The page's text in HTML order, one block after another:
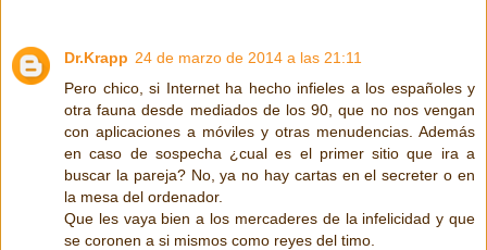
Dr.Krapp 24 de marzo de 2014 a las 21:11
Pero chico, si Internet ha hecho infieles a los españoles y
otra fauna desde mediados de los 90, que no nos vengan
con aplicaciones a móviles y otras menudencias. Además
en caso de sospecha ¿cual es el primer sitio que ira a
buscar la pareja? No, ya no hay cartas en el secreter o en
la mesa del ordenador.
Que les vaya bien a los mercaderes de la infelicidad y que
se coronen a si mismos como reyes del timo.